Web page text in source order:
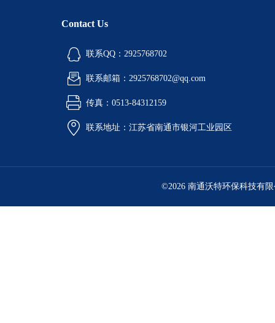
Contact Us
联系QQ：2925768702
联系邮箱：2925768702@qq.com
传真：0513-84312159
联系地址：江苏省南通市银河工业园区
©2026 南通沃特环保科技有